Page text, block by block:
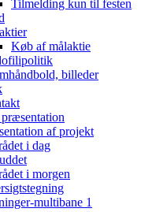
Tilmelding kun til festen
Køb af målaktie
billeder
af projekt
i dag
i morgen
multibane 1